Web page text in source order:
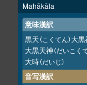
Mahākāla
意味漢訳
黒天（こくてん）大
大黒天神（だいこく
大時（だいじ）
音写漢訳